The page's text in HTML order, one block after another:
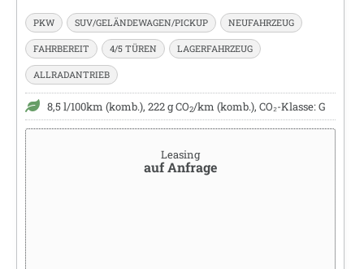
PKW SUV/GELÄNDEWAGEN/PICKUP NEUFAHRZEUG
FAHRBEREIT 4/5 TÜREN LAGERFAHRZEUG
ALLRADANTRIEB
8,5 l/100km (komb.), 222 g CO2/km (komb.), CO₂-Klasse: G
Leasing
auf Anfrage